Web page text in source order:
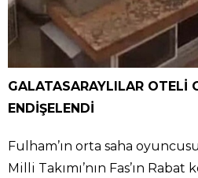
GALATASARAYLILAR OTELİ
ENDİŞELENDİ
Fulham’ın orta saha
Milli Takımı’nın Fas’ın